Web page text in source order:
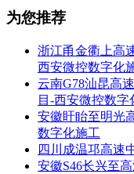
为您推荐
浙江甬金衢上高
西安微控数字化
云南G78汕昆高
目-西安微控数字
安徽盱眙至明光
数字化施工
四川成温邛高速
安徽S46长兴至